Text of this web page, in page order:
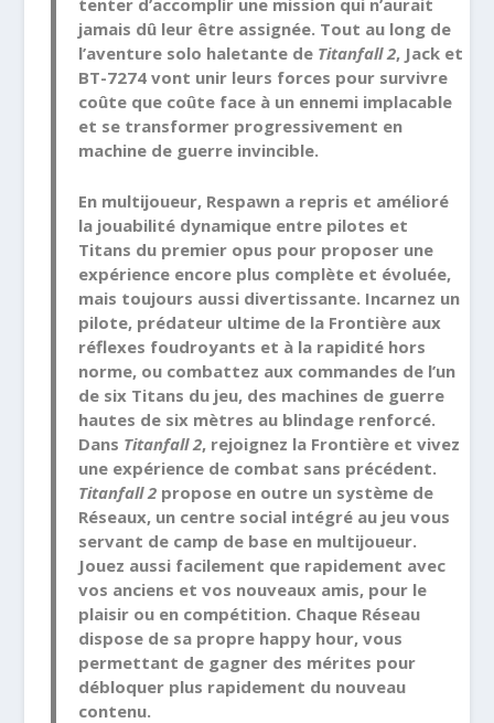
jamais dû leur être assignée. Tout au long de
l’aventure solo haletante de Titanfall 2, Jack et
BT-7274 vont unir leurs forces pour survivre
coûte que coûte face à un ennemi implacable
et se transformer progressivement en
machine de guerre invincible.
En multijoueur, Respawn a repris et amélioré
la jouabilité dynamique entre pilotes et
Titans du premier opus pour proposer une
expérience encore plus complète et évoluée,
mais toujours aussi divertissante. Incarnez un
pilote, prédateur ultime de la Frontière aux
réflexes foudroyants et à la rapidité hors
norme, ou combattez aux commandes de l’un
de six Titans du jeu, des machines de guerre
hautes de six mètres au blindage renforcé.
Dans Titanfall 2, rejoignez la Frontière et vivez
une expérience de combat sans précédent.
Titanfall 2 propose en outre un système de
Réseaux, un centre social intégré au jeu vous
servant de camp de base en multijoueur.
Jouez aussi facilement que rapidement avec
vos anciens et vos nouveaux amis, pour le
plaisir ou en compétition. Chaque Réseau
dispose de sa propre happy hour, vous
permettant de gagner des mérites pour
débloquer plus rapidement du nouveau
contenu.